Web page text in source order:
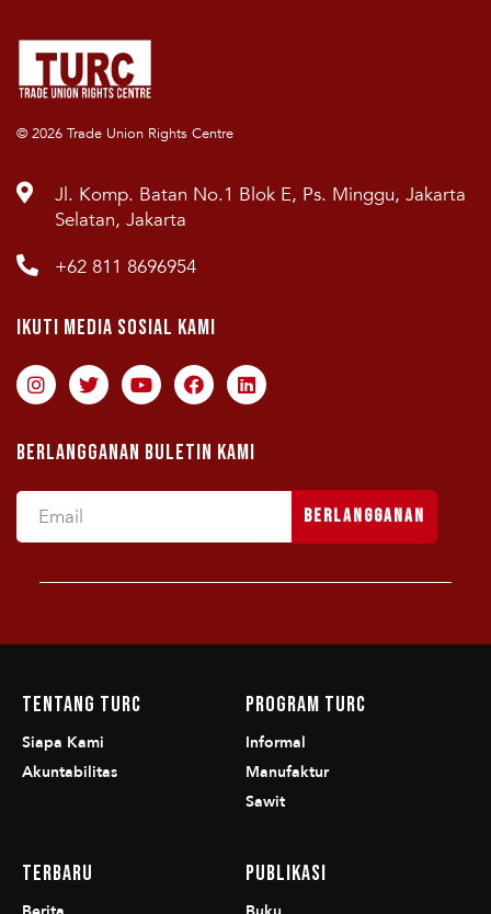
© 2026 Trade Union Rights Centre
Jl. Komp. Batan No.1 Blok E, Ps. Minggu, Jakarta
Selatan, Jakarta
+62 811 8696954
Ikuti Media Sosial Kami
Berlangganan Buletin Kami
Berlangganan
Tentang TURC
Siapa Kami
Akuntabilitas
Program TURC
Informal
Manufaktur
Sawit
Terbaru Publikasi